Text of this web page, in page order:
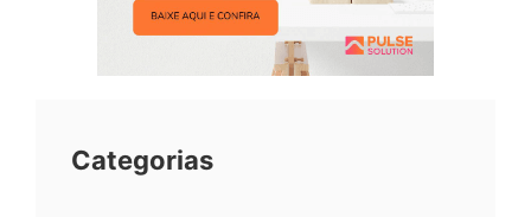
Categorias